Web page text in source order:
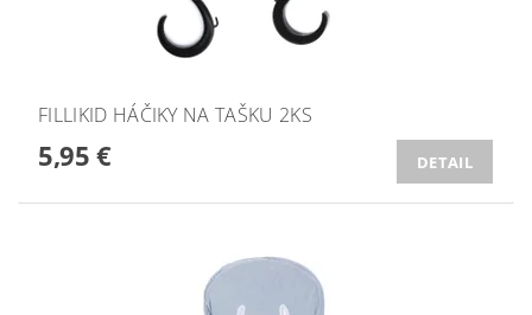
FILLIKID HÁČIKY NA TAŠKU 2KS
5,95 € DETAIL